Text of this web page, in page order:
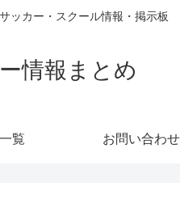
ッカー・スクール情報・掲示板
情報まとめ
覧 お問い合わせ